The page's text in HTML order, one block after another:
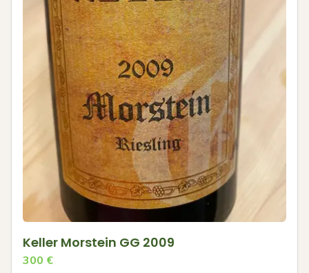
Keller Morstein GG 2009
300 €